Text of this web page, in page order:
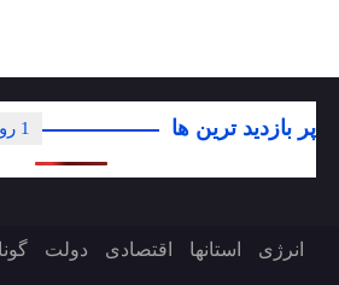
پر بازدید ترین ها 1 روز
انرژی استانها اقتصادی دولت